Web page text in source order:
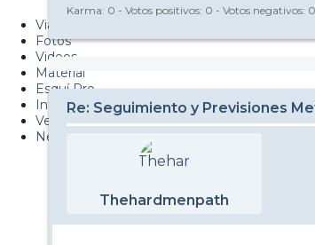
Esquiaryviajar.com
Viajes
Fotos
Videos
Material
Esquí Pro
Infonieve
Verano
Nevalog
Karma: 0 - Votos positivos: 0 - Votos negativos: 0
Re: Seguimiento y Previsiones
Thehardmenpath